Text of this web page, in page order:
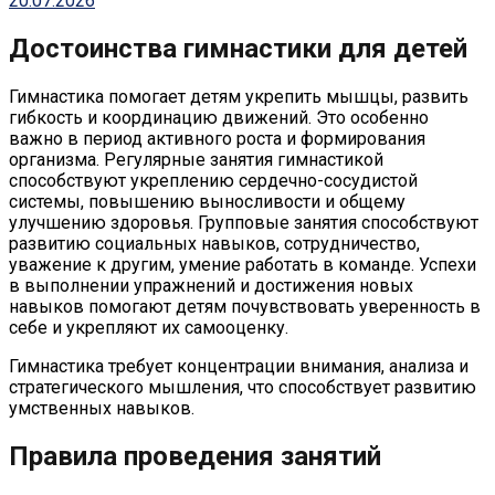
Достоинства гимнастики для детей
Гимнастика помогает детям укрепить мышцы, развить
гибкость и координацию движений. Это особенно
важно в период активного роста и формирования
организма. Регулярные занятия гимнастикой
способствуют укреплению сердечно-сосудистой
системы, повышению выносливости и общему
улучшению здоровья. Групповые занятия способствуют
развитию социальных навыков, сотрудничество,
уважение к другим, умение работать в команде. Успехи
в выполнении упражнений и достижения новых
навыков помогают детям почувствовать уверенность в
себе и укрепляют их самооценку.
Гимнастика требует концентрации внимания, анализа и
стратегического мышления, что способствует развитию
умственных навыков.
Правила проведения занятий